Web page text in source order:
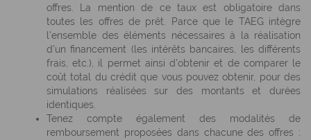
offres. La mention de ce taux est obligatoire dans
toutes les offres de prêt. Parce que le TAEG intègre
l'ensemble des éléments nécessaires à la réalisation
d'un financement (les intérêts bancaires, les différents
frais, etc.), il permet ainsi d'obtenir et de comparer le
coût total du crédit que vous pouvez obtenir, pour des
simulations réalisées sur des montants et durées
identiques.
Tenez compte également des modalités de
remboursement proposées dans chacune des offres :